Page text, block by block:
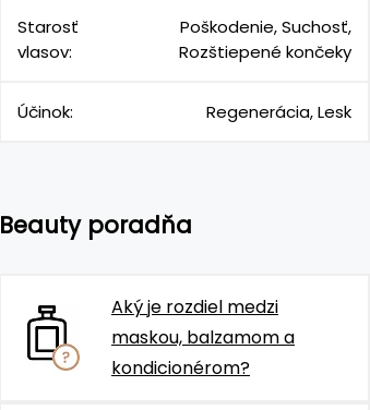
Starosť
vlasov:
Poškodenie, Suchosť,
Rozštiepené končeky
Účinok: Regenerácia, Lesk
Beauty poradňa
Aký je rozdiel medzi
maskou, balzamom a
kondicionérom?